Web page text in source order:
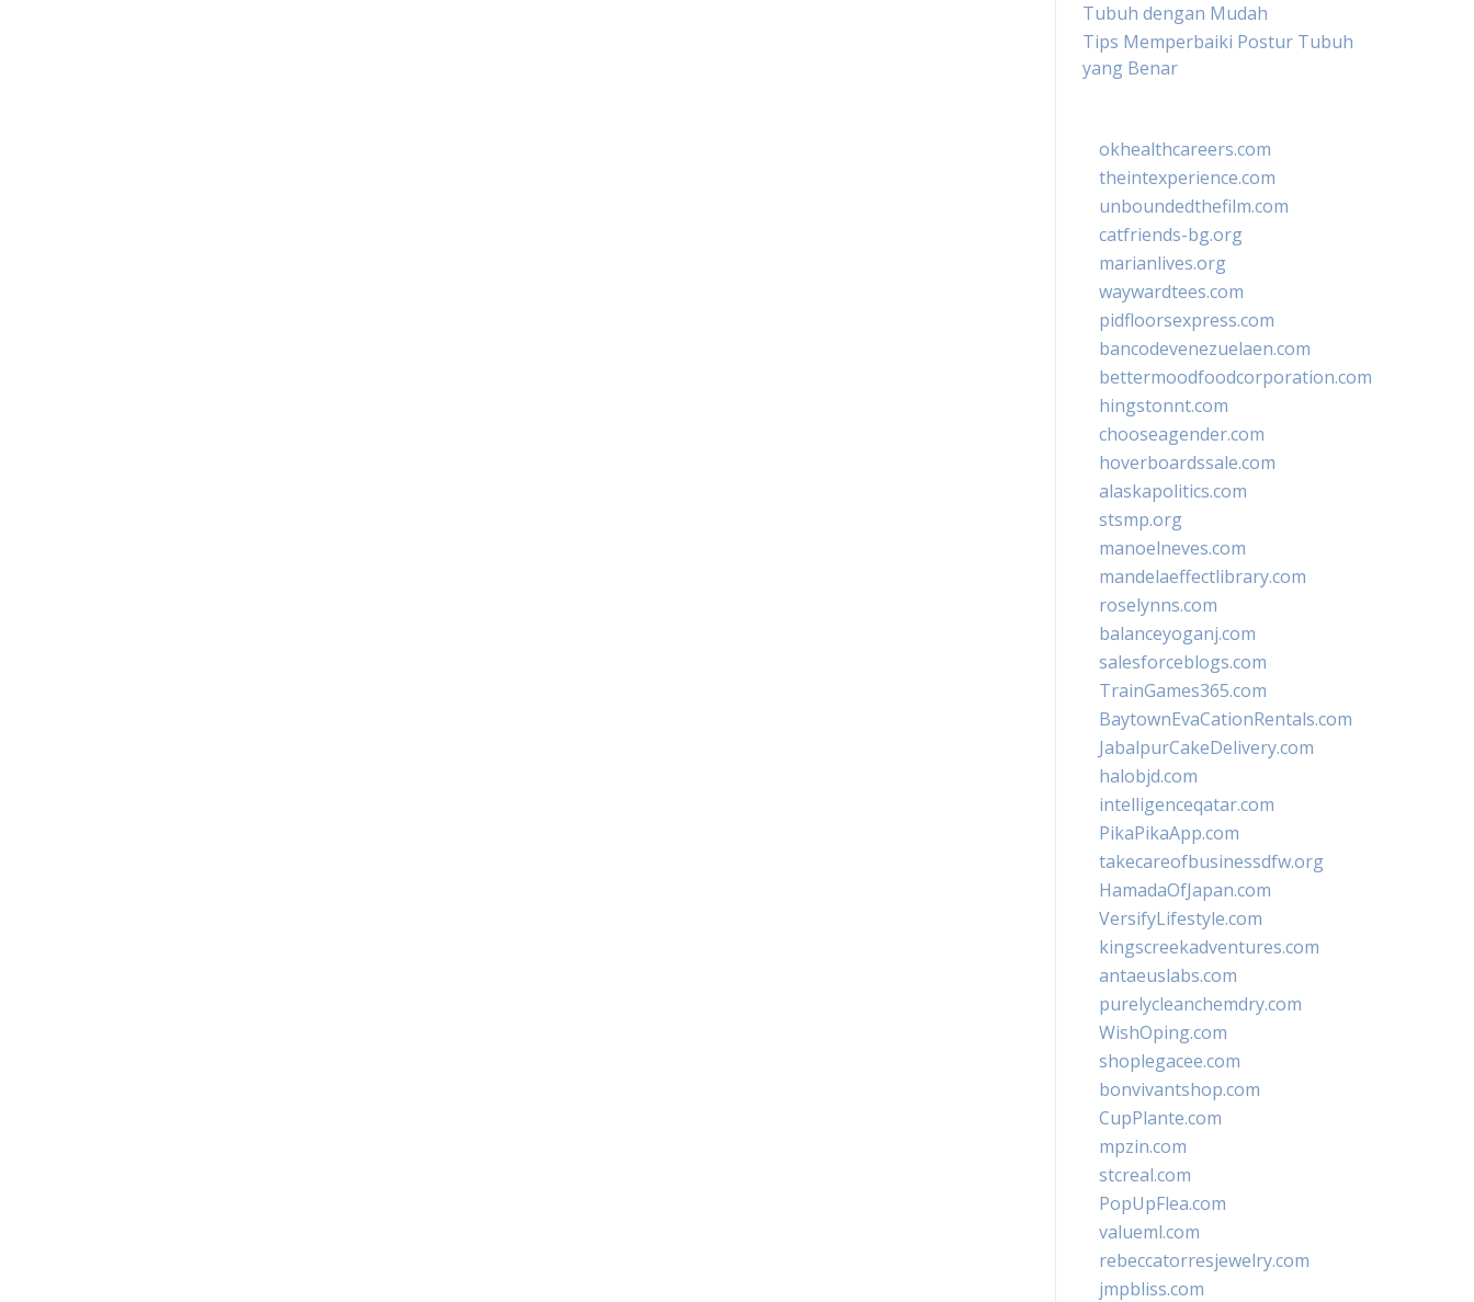
Tubuh dengan Mudah
Tips Memperbaiki Postur Tubuh
yang Benar
okhealthcareers.com
theintexperience.com
unboundedthefilm.com
catfriends-bg.org
marianlives.org
waywardtees.com
pidfloorsexpress.com
bancodevenezuelaen.com
bettermoodfoodcorporation.com
hingstonnt.com
chooseagender.com
hoverboardssale.com
alaskapolitics.com
stsmp.org
manoelneves.com
mandelaeffectlibrary.com
roselynns.com
balanceyoganj.com
salesforceblogs.com
TrainGames365.com
BaytownEvaCationRentals.com
JabalpurCakeDelivery.com
halobjd.com
intelligenceqatar.com
PikaPikaApp.com
takecareofbusinessdfw.org
HamadaOfJapan.com
VersifyLifestyle.com
kingscreekadventures.com
antaeuslabs.com
purelycleanchemdry.com
WishOping.com
shoplegacee.com
bonvivantshop.com
CupPlante.com
mpzin.com
stcreal.com
PopUpFlea.com
valueml.com
rebeccatorresjewelry.com
jmpbliss.com